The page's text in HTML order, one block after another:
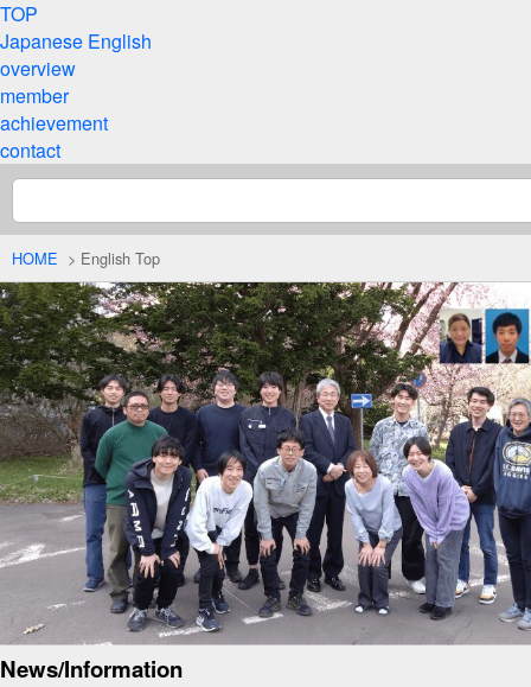
TOP
Japanese English
overview
member
achievement
contact
HOME > English Top
News/Information